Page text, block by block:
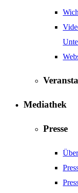
Mediathek
Presse